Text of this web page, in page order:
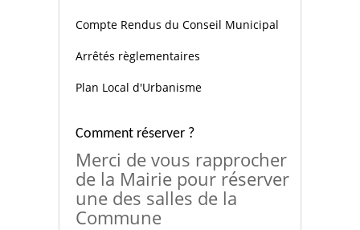
Compte Rendus du Conseil Municipal
Arrêtés règlementaires
Plan Local d'Urbanisme
Comment réserver ?
Merci de vous rapprocher
de la Mairie pour réserver
une des salles de la
Commune